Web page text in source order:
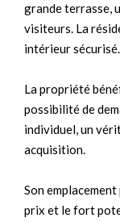
grande terrasse,
visiteurs. La
intérieur sécurisé.
La propriété
possibilité de
individuel, un
acquisition.
Son
prix et le fort